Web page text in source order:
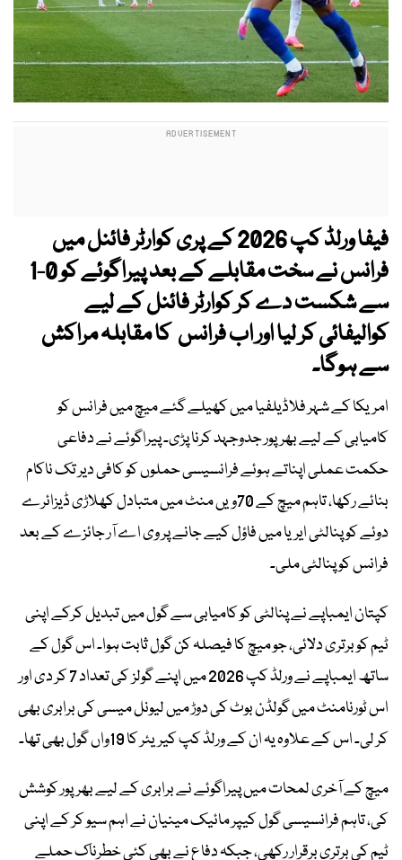
فیفا ورلڈ کپ 2026 کے پری کوارٹر فائنل میں
فرانس نے سخت مقابلے کے بعد پیراگوئے کو 0-1
سے شکست دے کر کوارٹر فائنل کے لیے
کوالیفائی کر لیا اور اب فرانس کا مقابلہ مراکش
سے ہوگا۔
امریکا کے شہر فلاڈیلفیا میں کھیلے گئے میچ میں فرانس کو
کامیابی کے لیے بھرپور جدوجہد کرنا پڑی۔ پیراگوئے نے دفاعی
حکمت عملی اپناتے ہوئے فرانسیسی حملوں کو کافی دیر تک ناکام
بنائے رکھا، تاہم میچ کے 70ویں منٹ میں متبادل کھلاڑی ڈیزائرے
دوئے کو پنالٹی ایریا میں فاؤل کیے جانے پر وی اے آر جائزے کے بعد
فرانس کو پنالٹی ملی۔
کپتان ایمباپے نے پنالٹی کو کامیابی سے گول میں تبدیل کرکے اپنی
ٹیم کو برتری دلائی، جو میچ کا فیصلہ کن گول ثابت ہوا۔ اس گول کے
ساتھ ایمباپے نے ورلڈ کپ 2026 میں اپنے گولز کی تعداد 7 کر دی اور
اس ٹورنامنٹ میں گولڈن بوٹ کی دوڑ میں لیونل میسی کی برابری بھی
کر لی۔ اس کے علاوہ یہ ان کے ورلڈ کپ کیریئر کا 19واں گول بھی تھا۔
میچ کے آخری لمحات میں پیراگوئے نے برابری کے لیے بھرپور کوشش
کی، تاہم فرانسیسی گول کیپر مائیک مینیان نے اہم سیو کر کے اپنی
ٹیم کی برتری برقرار رکھی، جبکہ دفاع نے بھی کئی خطرناک حملے